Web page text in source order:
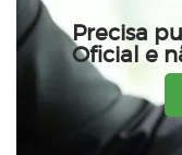
Precisa
Oficial e